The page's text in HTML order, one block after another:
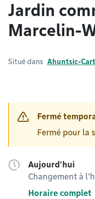
Jardin
Marcelin-
Situé dans Ahuntsic-
Fermé
Fermé pour la
Aujourd'hui
Changement à
Horaire complet